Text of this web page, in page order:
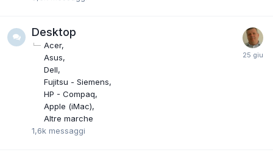
Desktop
Acer
Asus
Dell
Fujitsu - Siemens
HP - Compaq
Apple (iMac)
Altre marche
1,6k messaggi